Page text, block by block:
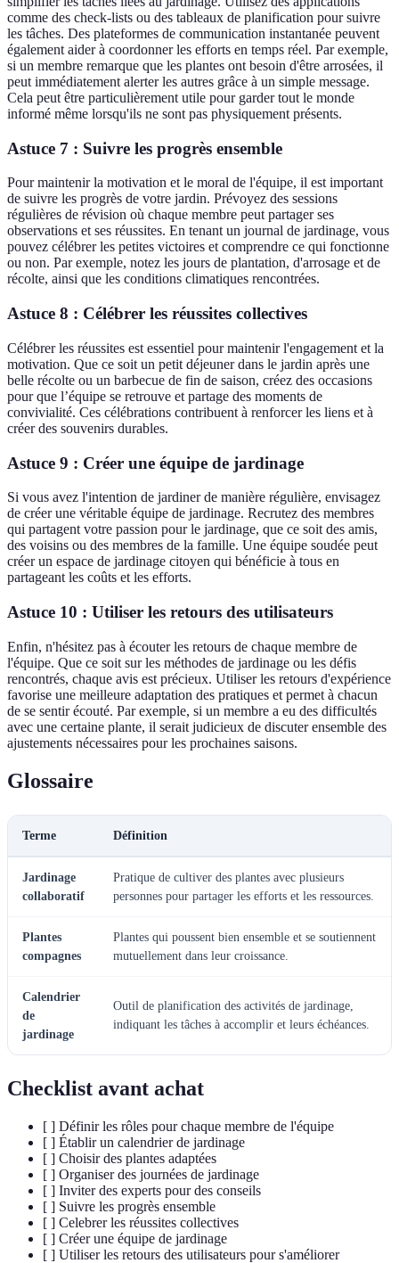
comme des check-lists ou des tableaux de planification pour suivre
les tâches. Des plateformes de communication instantanée peuvent
également aider à coordonner les efforts en temps réel. Par exemple,
si un membre remarque que les plantes ont besoin d'être arrosées, il
peut immédiatement alerter les autres grâce à un simple message.
Cela peut être particulièrement utile pour garder tout le monde
informé même lorsqu'ils ne sont pas physiquement présents.
Astuce 7 : Suivre les progrès ensemble
Pour maintenir la motivation et le moral de l'équipe, il est important
de suivre les progrès de votre jardin. Prévoyez des sessions
régulières de révision où chaque membre peut partager ses
observations et ses réussites. En tenant un journal de jardinage, vous
pouvez célébrer les petites victoires et comprendre ce qui fonctionne
ou non. Par exemple, notez les jours de plantation, d'arrosage et de
récolte, ainsi que les conditions climatiques rencontrées.
Astuce 8 : Célébrer les réussites collectives
Célébrer les réussites est essentiel pour maintenir l'engagement et la
motivation. Que ce soit un petit déjeuner dans le jardin après une
belle récolte ou un barbecue de fin de saison, créez des occasions
pour que l’équipe se retrouve et partage des moments de
convivialité. Ces célébrations contribuent à renforcer les liens et à
créer des souvenirs durables.
Astuce 9 : Créer une équipe de jardinage
Si vous avez l'intention de jardiner de manière régulière, envisagez
de créer une véritable équipe de jardinage. Recrutez des membres
qui partagent votre passion pour le jardinage, que ce soit des amis,
des voisins ou des membres de la famille. Une équipe soudée peut
créer un espace de jardinage citoyen qui bénéficie à tous en
partageant les coûts et les efforts.
Astuce 10 : Utiliser les retours des utilisateurs
Enfin, n'hésitez pas à écouter les retours de chaque membre de
l'équipe. Que ce soit sur les méthodes de jardinage ou les défis
rencontrés, chaque avis est précieux. Utiliser les retours d'expérience
favorise une meilleure adaptation des pratiques et permet à chacun
de se sentir écouté. Par exemple, si un membre a eu des difficultés
avec une certaine plante, il serait judicieux de discuter ensemble des
ajustements nécessaires pour les prochaines saisons.
Glossaire
Terme Définition
Jardinage
collaboratif
Pratique de cultiver des plantes avec plusieurs
personnes pour partager les efforts et les ressources.
Plantes
compagnes
Plantes qui poussent bien ensemble et se soutiennent
mutuellement dans leur croissance.
Calendrier
de
jardinage
Outil de planification des activités de jardinage,
indiquant les tâches à accomplir et leurs échéances.
Checklist avant achat
[ ] Définir les rôles pour chaque membre de l'équipe
[ ] Établir un calendrier de jardinage
[ ] Choisir des plantes adaptées
[ ] Organiser des journées de jardinage
[ ] Inviter des experts pour des conseils
[ ] Suivre les progrès ensemble
[ ] Celebrer les réussites collectives
[ ] Créer une équipe de jardinage
[ ] Utiliser les retours des utilisateurs pour s'améliorer